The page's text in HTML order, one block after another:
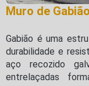
Muro de
Gabião é uma
durabilidade e
aço recozido
entrelaçadas